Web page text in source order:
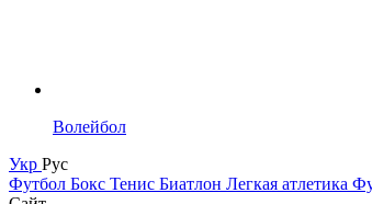
Волейбол
Укр Рус
Футбол Бокс Тенис Биатлон Легкая атлетика